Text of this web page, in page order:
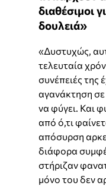
διαθέσιμοι
δουλειά»
«Δυστυχώς,
τελευταία
συνέπειές της
αγανάκτηση
να φύγει. Και
από ό,τι
απόσυρση
διάφορα
στήριζαν
μόνο του δεν